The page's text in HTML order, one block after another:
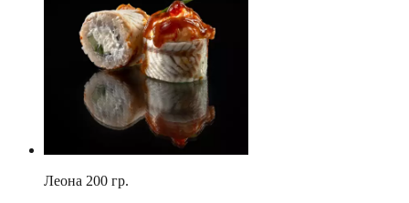
Леона 200 гр.